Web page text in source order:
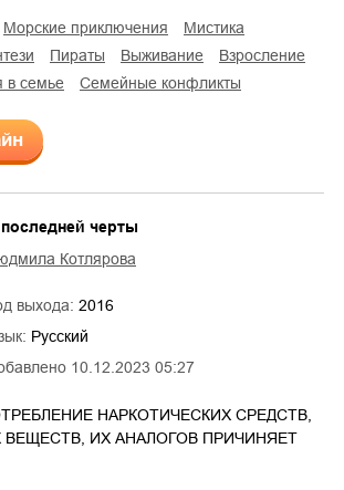
морские приключения
мистика
пираты выживание
взросление
в семье
семейные конфликты
10.12.2023 05:27
черты
Котлярова
выхода: 2016
Русский
НАРКОТИЧЕСКИХ СРЕДСТВ,
ИХ АНАЛОГОВ ПРИЧИНЯЕТ